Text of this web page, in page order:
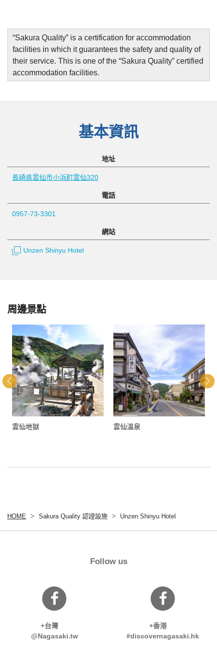
“Sakura Quality” is a certification for accommodation
facilities in which it guarantees the safety and quality of
their service. This is one of the “Sakura Quality” certified
accommodation facilities.
基本資訊
地址
長崎県雲仙市小浜町雲仙320
電話
0957-73-3301
網站
Unzen Shinyu Hotel
周邊景點
雲仙地獄 雲仙溫泉
HOME Sakura Quality 認證設施 Unzen Shinyu Hotel
Follow us
+台灣
@Nagasaki.tw
+香港
#discovernagasaki.hk